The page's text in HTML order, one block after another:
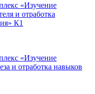
«Изучение
и отработка
К1
«Изучение
и отработка навыков